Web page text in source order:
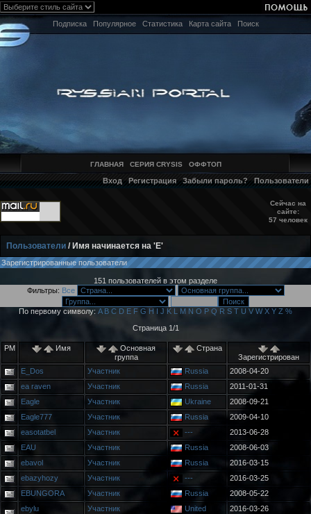
Подписка Популярное Статистика Карта сайта Поиск
ГЛАВНАЯ СЕРИЯ CRYSIS ОФФТОП
Вход Регистрация Забыли пароль? Пользователи
Сейчас на
сайте:
57 человек
Пользователи / Имя начинается на 'E'
Зарегистрированные пользователи
151 пользователей в этом разделе
Фильтры: Все
По первому символу: A B C D E F G H I J K L M N O P Q R S T U V W X Y Z %
Страница 1/1
PM Имя
Основная
группа
Страна
Зарегистрирован
E_Dos
Участник Russia
2008-04-20
ea raven
Участник Russia
2011-01-31
Eagle
Участник Ukraine
2008-09-21
Eagle777
Участник Russia
2009-04-10
easotatbel
Участник ---
2013-06-28
EAU
Участник Russia
2008-06-03
ebavol
Участник Russia
2016-03-15
ebazyhozy
Участник ---
2016-03-25
EBUNGORA
Участник Russia
2008-05-22
ebylu
Участник
United
2016-03-26